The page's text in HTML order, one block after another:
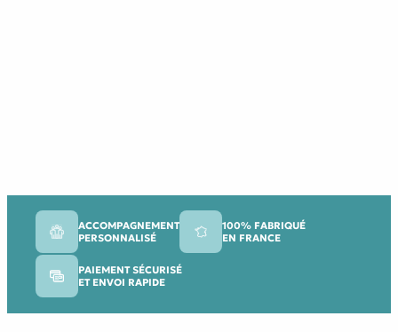
ACCOMPAGNEMENT
PERSONNALISÉ
100% FABRIQUÉ
EN FRANCE
PAIEMENT SÉCURISÉ
ET ENVOI RAPIDE